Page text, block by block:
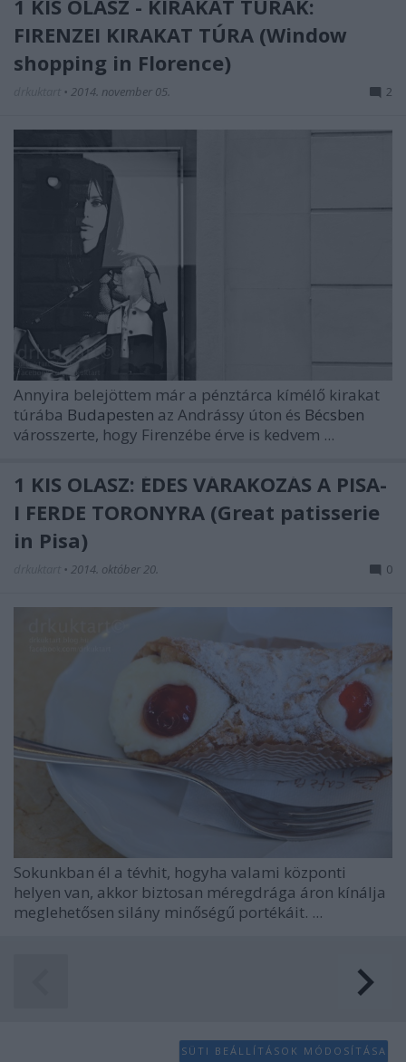
1 KIS OLASZ - KIRAKAT TÚRÁK:
FIRENZEI KIRAKAT TÚRA (Window
shopping in Florence)
• 2014. november 05. 2
Annyira belejöttem már a pénztárca kímélő kirakat
túrába Budapesten az Andrássy úton és Bécsben
városszerte, hogy Firenzébe érve is kedvem ...
1 KIS OLASZ: ÉDES VÁRAKOZÁS A PISA-
I FERDE TORONYRA (Great patisserie
in Pisa)
• 2014. október 20. 0
Sokunkban él a tévhit, hogyha valami központi
helyen van, akkor biztosan méregdrága áron kínálja
meglehetősen silány minőségű portékáit. ...
SÜTI BEÁLLÍTÁSOK MÓDOSÍTÁSA